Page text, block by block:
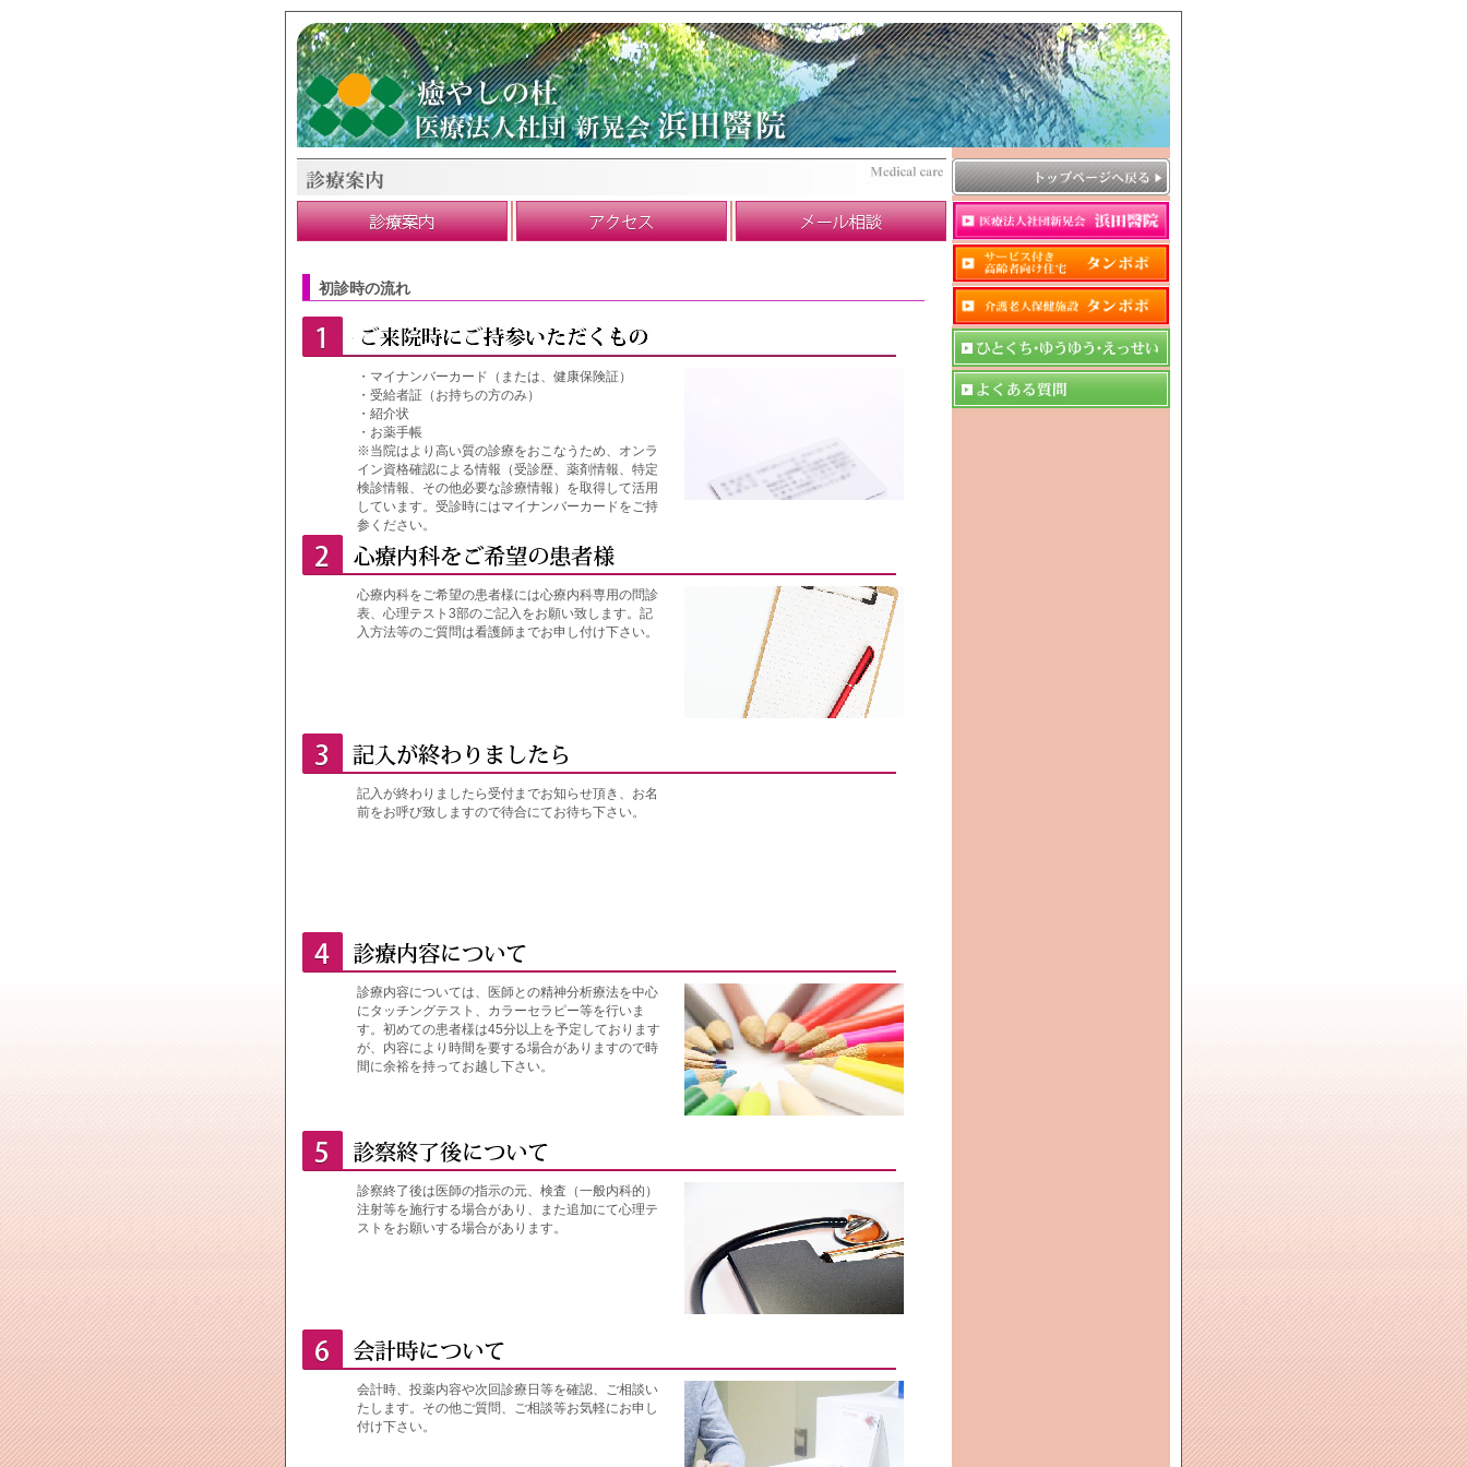
初診時の流れ
・マイナンバーカード（または、健康保険証）
・受給者証（お持ちの方のみ）
・紹介状
・お薬手帳
※当院はより高い質の診療をおこなうため、オンラ
イン資格確認による情報（受診歴、薬剤情報、特定
検診情報、その他必要な診療情報）を取得して活用
しています。受診時にはマイナンバーカードをご持
参ください。
心療内科をご希望の患者様には心療内科専用の問診
表、心理テスト3部のご記入をお願い致します。記
入方法等のご質問は看護師までお申し付け下さい。
記入が終わりましたら受付までお知らせ頂き、お名
前をお呼び致しますので待合にてお待ち下さい。
診療内容については、医師との精神分析療法を中心
にタッチングテスト、カラーセラピー等を行いま
す。初めての患者様は45分以上を予定しております
が、内容により時間を要する場合がありますので時
間に余裕を持ってお越し下さい。
診察終了後は医師の指示の元、検査（一般内科的）
注射等を施行する場合があり、また追加にて心理テ
ストをお願いする場合があります。
会計時、投薬内容や次回診療日等を確認、ご相談い
たします。その他ご質問、ご相談等お気軽にお申し
付け下さい。